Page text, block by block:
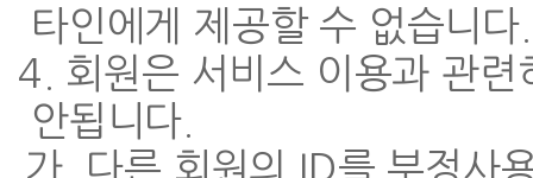
타인에게 제공할 수 없습니다.
4. 회원은 서비스 이용과 관
안됩니다.
가. 다른 회원의 ID를 부정사